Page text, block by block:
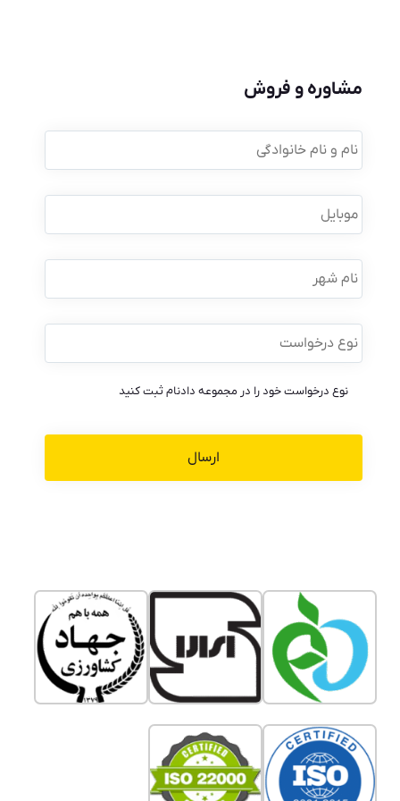
مشاوره و فروش
نام
و
نام
موبایل *
نام
شهر
نوع
درخواست *
نوع درخواست خود را در مجموعه دادنام ثبت کنید